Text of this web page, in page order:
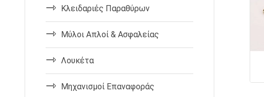
Κλειδαριές Παραθύρων
Μύλοι Απλοί & Ασφαλείας
Λουκέτα
Μηχανισμοί Επαναφοράς